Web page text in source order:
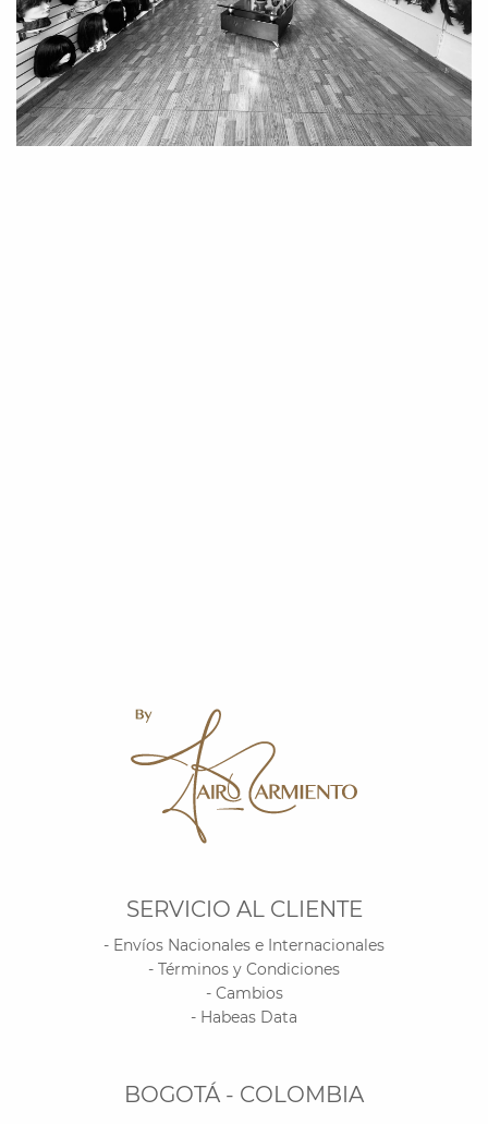
SERVICIO AL CLIENTE
- Envíos Nacionales e Internacionales
- Términos y Condiciones
- Cambios
- Habeas Data
BOGOTÁ - COLOMBIA